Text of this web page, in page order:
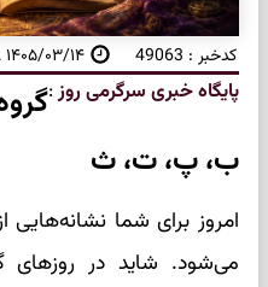
کدخبر : 49063 ۱۴۰۵/۰۳/۱۴ ۱۱:۵۴:۵۸
پایگاه خبری سرگرمی روز:
ب، پ، ت، ث
امروز برای شما
می‌شود. شاید در